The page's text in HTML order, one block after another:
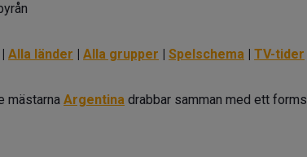
Alla länder | Alla grupper | Spelschema | TV-tider
mästarna Argentina drabbar samman med ett